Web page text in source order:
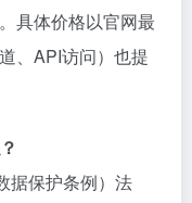
具体价格以官网最
、API访问）也提
据保护条例）法